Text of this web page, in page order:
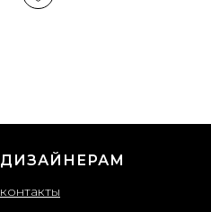
ДИЗАЙНЕРАМ
контакты